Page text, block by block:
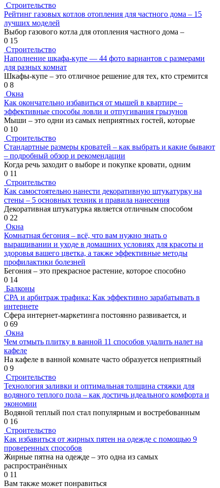
Строительство
Рейтинг газовых котлов отопления для частного дома – 15
лучших моделей
Выбор газового котла для отопления частного дома –
0 15
Строительство
Наполнение шкафа-купе — 44 фото вариантов с размерами
для разных комнат
Шкафы-купе – это отличное решение для тех, кто стремится
0 8
Окна
Как окончательно избавиться от мышей в квартире –
эффективные способы ловли и отпугивания грызунов
Мыши – это одни из самых неприятных гостей, которые
0 10
Строительство
Стандартные размеры кроватей – как выбрать и какие бывают
– подробный обзор и рекомендации
Когда речь заходит о выборе и покупке кровати, одним
0 11
Строительство
Как самостоятельно нанести декоративную штукатурку на
стены – 5 основных техник и правила нанесения
Декоративная штукатурка является отличным способом
0 22
Окна
Комнатная бегония – всё, что вам нужно знать о
выращивании и уходе в домашних условиях для красоты и
здоровья вашего цветка, а также эффективные методы
профилактики болезней
Бегония – это прекрасное растение, которое способно
0 14
Балконы
СРА и арбитраж трафика: Как эффективно зарабатывать в
интернете
Сфера интернет-маркетинга постоянно развивается, и
0 69
Окна
Чем отмыть плитку в ванной 11 способов удалить налет на
кафеле
На кафеле в ванной комнате часто образуется неприятный
0 9
Строительство
Технология заливки и оптимальная толщина стяжки для
водяного теплого пола – как достичь идеального комфорта и
экономии
Водяной теплый пол стал популярным и востребованным
0 16
Строительство
Как избавиться от жирных пятен на одежде с помощью 9
проверенных способов
Жирные пятна на одежде – это одна из самых
распространённых
0 11
Вам также может понравиться